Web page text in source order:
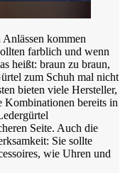
kommen
farblich und wenn
heißt: braun zu braun,
zum Schuh mal nicht
bieten viele Hersteller,
bereits in
Seite. Auch die
Sie sollte
wie Uhren und